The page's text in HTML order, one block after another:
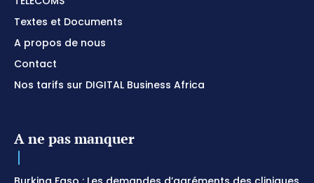
Textes et Documents
A propos de nous
Contact
Nos tarifs sur DIGITAL Business Africa
A ne pas manquer